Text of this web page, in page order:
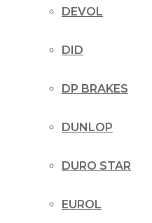
DEVOL
DID
DP BRAKES
DUNLOP
DURO STAR
EUROL